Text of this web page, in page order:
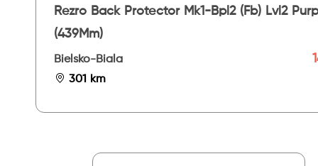
Rezro Back Protector Mk1-Bpl2 (Fb) Lvl2
(439Mm)
Bielsko-Biala
301 km